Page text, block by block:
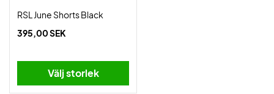
RSL June Shorts Black
395,00 SEK
Välj storlek